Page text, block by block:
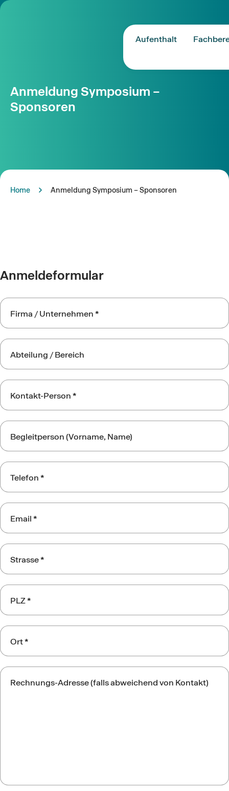
Aufenthalt
Anmeldung Symposium –
Sponsoren
Home Anmeldung Symposium – Sponsoren
Anmeldeformular
Wundsymposium
Sponsoren
Firma / Unternehmen*
Abteilung / Bereich
Kontakt-Person*
Begleitperson (Vorname, Name)
Telefon*
Email*
Strasse*
PLZ*
Ort*
Rechnungs-Adresse (falls abweichend von Kontakt)